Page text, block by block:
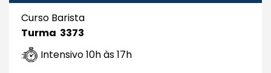
Curso Barista
Turma 3373
Intensivo 10h às 17h